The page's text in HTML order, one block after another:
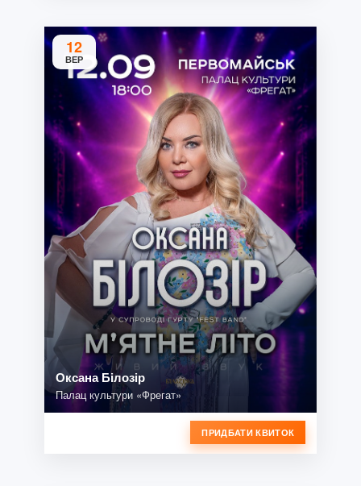
12
ВЕР
Оксана Білозір
Палац культури «Фрегат»
ПРИДБАТИ КВИТОК